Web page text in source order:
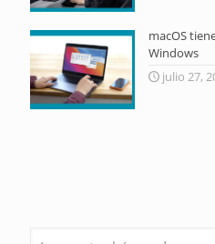
macOS
Windows
julio 27,